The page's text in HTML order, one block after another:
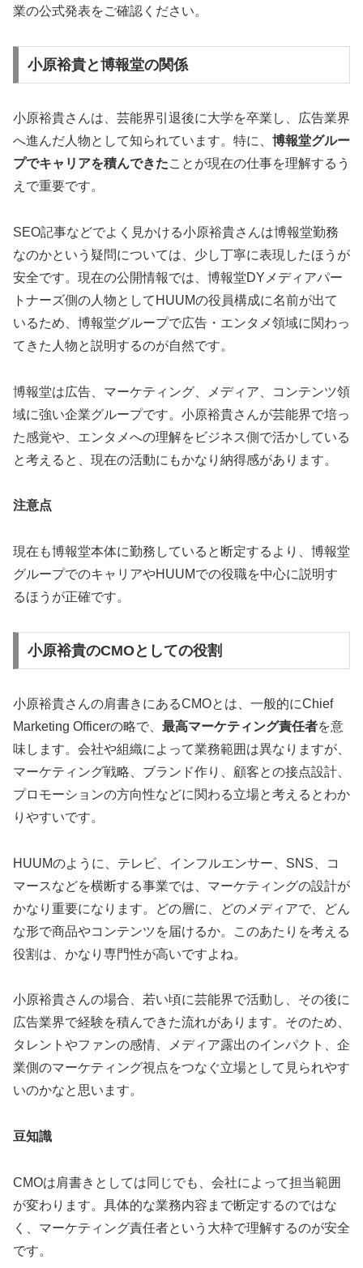
業の公式発表をご確認ください。
小原裕貴と博報堂の関係
小原裕貴さんは、芸能界引退後に大学を卒業し、広告業界
へ進んだ人物として知られています。特に、 博報堂グルー
プでキャリアを積んできたことが現在の仕事を理解するう
えで重要です。
SEO記事などでよく見かける小原裕貴さんは博報堂勤務
なのかという疑問については、少し丁寧に表現したほうが
安全です。現在の公開情報では、博報堂DYメディアパー
トナーズ側の人物としてHUUMの役員構成に名前が出て
いるため、 博報堂グループで広告・エンタメ領域に関わっ
てきた人物と説明するのが自然です。
博報堂は広告、マーケティング、メディア、コンテンツ領
域に強い企業グループです。小原裕貴さんが芸能界で培っ
た感覚や、エンタメへの理解をビジネス側で活かしている
と考えると、現在の活動にもかなり納得感があります。
注意点
現在も博報堂本体に勤務していると断定するより、博報堂
グループでのキャリアやHUUMでの役職を中心に説明す
るほうが正確です。
小原裕貴のCMOとしての役割
小原裕貴さんの肩書きにあるCMOとは、一般的にChief
Marketing Officerの略で、 最高マーケティング責任者を意
味します。会社や組織によって業務範囲は異なりますが、
マーケティング戦略、ブランド作り、顧客との接点設計、
プロモーションの方向性などに関わる立場と考えるとわか
りやすいです。
HUUMのように、テレビ、インフルエンサー、SNS、コ
マースなどを横断する事業では、マーケティングの設計が
かなり重要になります。どの層に、どのメディアで、どん
な形で商品やコンテンツを届けるか。このあたりを考える
役割は、かなり専門性が高いですよね。
小原裕貴さんの場合、若い頃に芸能界で活動し、その後に
広告業界で経験を積んできた流れがあります。そのため、
タレントやファンの感情、メディア露出のインパクト、企
業側のマーケティング視点をつなぐ立場として見られやす
いのかなと思います。
豆知識
CMOは肩書きとしては同じでも、会社によって担当範囲
が変わります。具体的な業務内容まで断定するのではな
く、マーケティング責任者という大枠で理解するのが安全
です。